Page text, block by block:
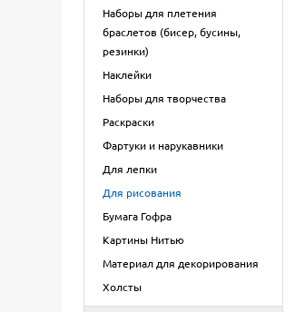
Наборы для плетения
браслетов (бисер, бусины,
резинки)
Наклейки
Наборы для творчества
Раскраски
Фартуки и нарукавники
Для лепки
Для рисования
Бумага Гофра
Картины Нитью
Материал для декорирования
Холсты